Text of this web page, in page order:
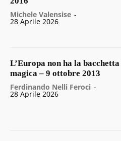
Michele Valensise -
28 Aprile 2026
L’Europa non ha la bacchetta
magica – 9 ottobre 2013
Ferdinando Nelli Feroci -
28 Aprile 2026